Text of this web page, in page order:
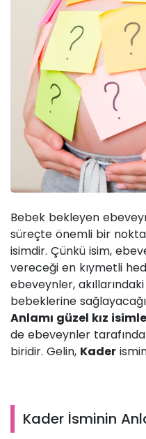
Bebek bekleyen
süreçte önemli bir
isimdir. Çünkü isim,
vereceği en kıymetli
ebeveynler,
bebeklerine
Anlamı güzel kız
de ebeveynler
biridir. Gelin, Kader
Kader İsminin